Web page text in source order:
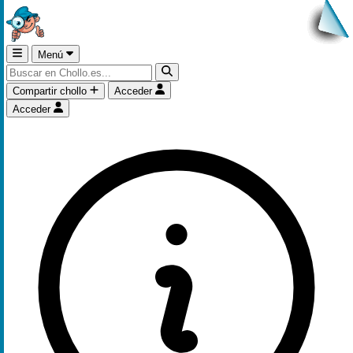
Menú
Compartir chollo
Acceder
Acceder